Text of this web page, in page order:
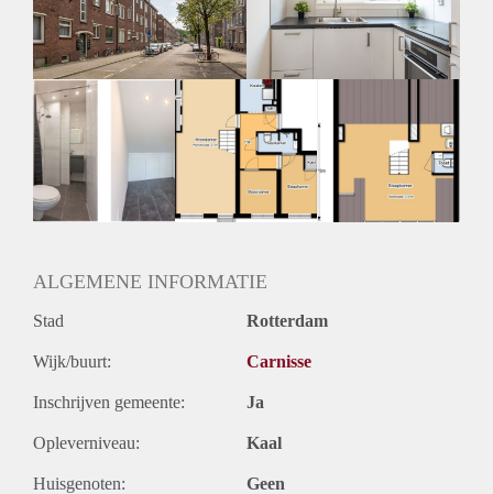
ALGEMENE INFORMATIE
Stad Rotterdam
Wijk/buurt: Carnisse
Inschrijven gemeente: Ja
Opleverniveau: Kaal
Huisgenoten: Geen